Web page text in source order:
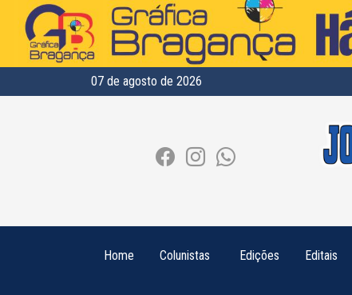
07 de agosto de 2026
Home Colunistas Edições Editais